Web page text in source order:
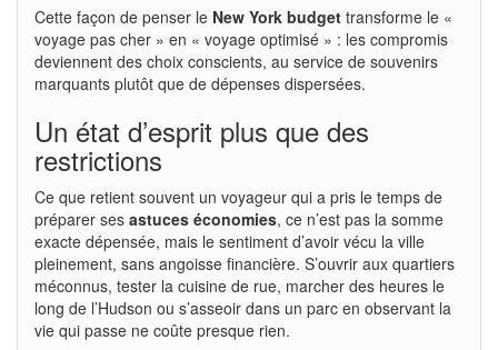
Cette façon de penser le New York budget transforme le «
voyage pas cher » en « voyage optimisé » : les compromis
deviennent des choix conscients, au service de souvenirs
marquants plutôt que de dépenses dispersées.
Un état d’esprit plus que des
restrictions
Ce que retient souvent un voyageur qui a pris le temps de
préparer ses astuces économies, ce n’est pas la somme
exacte dépensée, mais le sentiment d’avoir vécu la ville
pleinement, sans angoisse financière. S’ouvrir aux quartiers
méconnus, tester la cuisine de rue, marcher des heures le
long de l’Hudson ou s’asseoir dans un parc en observant la
vie qui passe ne coûte presque rien.